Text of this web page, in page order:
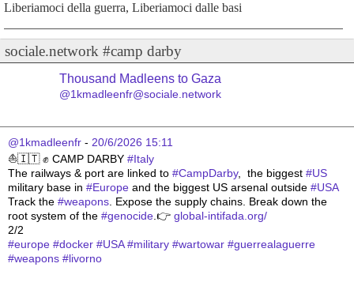
Liberiamoci della guerra, Liberiamoci dalle basi
sociale.network #camp darby
Thousand Madleens to Gaza
@1kmadleenfr@sociale.network
@1kmadleenfr - 20/6/2026 15:11
⛵️️️️️🇮🇹 ✊️️️ CAMP DARBY #Italy
The railways & port are linked to #CampDarby,  the biggest #US
military base in #Europe and the biggest US arsenal outside #USA
Track the #weapons. Expose the supply chains. Break down the
root system of the #genocide.👉 global-intifada.org/
2/2
#europe #docker #USA #military #wartowar #guerrealaguerre
#weapons #livorno